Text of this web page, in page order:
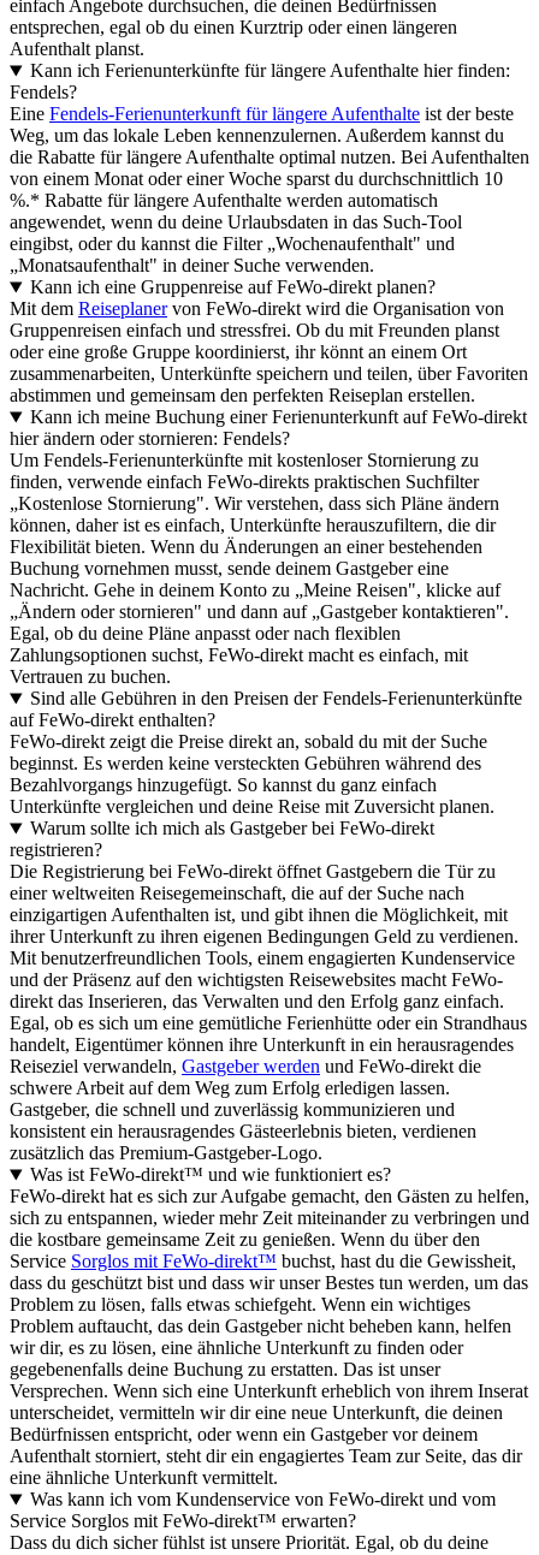
einfach Angebote durchsuchen, die deinen Bedürfnissen
entsprechen, egal ob du einen Kurztrip oder einen längeren
Aufenthalt planst.
Kann ich Ferienunterkünfte für längere Aufenthalte hier finden:
Fendels?
Eine Fendels-Ferienunterkunft für längere Aufenthalte ist der beste
Weg, um das lokale Leben kennenzulernen. Außerdem kannst du
die Rabatte für längere Aufenthalte optimal nutzen. Bei Aufenthalten
von einem Monat oder einer Woche sparst du durchschnittlich 10
%.* Rabatte für längere Aufenthalte werden automatisch
angewendet, wenn du deine Urlaubsdaten in das Such-Tool
eingibst, oder du kannst die Filter „Wochenaufenthalt" und
„Monatsaufenthalt" in deiner Suche verwenden.
Kann ich eine Gruppenreise auf FeWo-direkt planen?
Mit dem Reiseplanervon FeWo-direkt wird die Organisation von
Gruppenreisen einfach und stressfrei. Ob du mit Freunden planst
oder eine große Gruppe koordinierst, ihr könnt an einem Ort
zusammenarbeiten, Unterkünfte speichern und teilen, über Favoriten
abstimmen und gemeinsam den perfekten Reiseplan erstellen.
Kann ich meine Buchung einer Ferienunterkunft auf FeWo-direkt
hier ändern oder stornieren: Fendels?
Um Fendels-Ferienunterkünfte mit kostenloser Stornierung zu
finden, verwende einfach FeWo-direkts praktischen Suchfilter
„Kostenlose Stornierung". Wir verstehen, dass sich Pläne ändern
können, daher ist es einfach, Unterkünfte herauszufiltern, die dir
Flexibilität bieten. Wenn du Änderungen an einer bestehenden
Buchung vornehmen musst, sende deinem Gastgeber eine
Nachricht. Gehe in deinem Konto zu „Meine Reisen", klicke auf
„Ändern oder stornieren" und dann auf „Gastgeber kontaktieren".
Egal, ob du deine Pläne anpasst oder nach flexiblen
Zahlungsoptionen suchst, FeWo-direkt macht es einfach, mit
Vertrauen zu buchen.
Sind alle Gebühren in den Preisen der Fendels-Ferienunterkünfte
auf FeWo-direkt enthalten?
FeWo-direkt zeigt die Preise direkt an, sobald du mit der Suche
beginnst. Es werden keine versteckten Gebühren während des
Bezahlvorgangs hinzugefügt. So kannst du ganz einfach
Unterkünfte vergleichen und deine Reise mit Zuversicht planen.
Warum sollte ich mich als Gastgeber bei FeWo-direkt
registrieren?
Die Registrierung bei FeWo-direkt öffnet Gastgebern die Tür zu
einer weltweiten Reisegemeinschaft, die auf der Suche nach
einzigartigen Aufenthalten ist, und gibt ihnen die Möglichkeit, mit
ihrer Unterkunft zu ihren eigenen Bedingungen Geld zu verdienen.
Mit benutzerfreundlichen Tools, einem engagierten Kundenservice
und der Präsenz auf den wichtigsten Reisewebsites macht FeWo-
direkt das Inserieren, das Verwalten und den Erfolg ganz einfach.
Egal, ob es sich um eine gemütliche Ferienhütte oder ein Strandhaus
handelt, Eigentümer können ihre Unterkunft in ein herausragendes
Reiseziel verwandeln, Gastgeber werden und FeWo-direkt die
schwere Arbeit auf dem Weg zum Erfolg erledigen lassen.
Gastgeber, die schnell und zuverlässig kommunizieren und
konsistent ein herausragendes Gästeerlebnis bieten, verdienen
zusätzlich das Premium-Gastgeber-Logo.
Was ist FeWo-direkt™ und wie funktioniert es?
FeWo-direkt hat es sich zur Aufgabe gemacht, den Gästen zu helfen,
sich zu entspannen, wieder mehr Zeit miteinander zu verbringen und
die kostbare gemeinsame Zeit zu genießen. Wenn du über den
Service Sorglos mit FeWo-direkt™ buchst, hast du die Gewissheit,
dass du geschützt bist und dass wir unser Bestes tun werden, um das
Problem zu lösen, falls etwas schiefgeht. Wenn ein wichtiges
Problem auftaucht, das dein Gastgeber nicht beheben kann, helfen
wir dir, es zu lösen, eine ähnliche Unterkunft zu finden oder
gegebenenfalls deine Buchung zu erstatten. Das ist unser
Versprechen. Wenn sich eine Unterkunft erheblich von ihrem Inserat
unterscheidet, vermitteln wir dir eine neue Unterkunft, die deinen
Bedürfnissen entspricht, oder wenn ein Gastgeber vor deinem
Aufenthalt storniert, steht dir ein engagiertes Team zur Seite, das dir
eine ähnliche Unterkunft vermittelt.
Was kann ich vom Kundenservice von FeWo-direkt und vom
Service Sorglos mit FeWo-direkt™ erwarten?
Dass du dich sicher fühlst ist unsere Priorität. Egal, ob du deine